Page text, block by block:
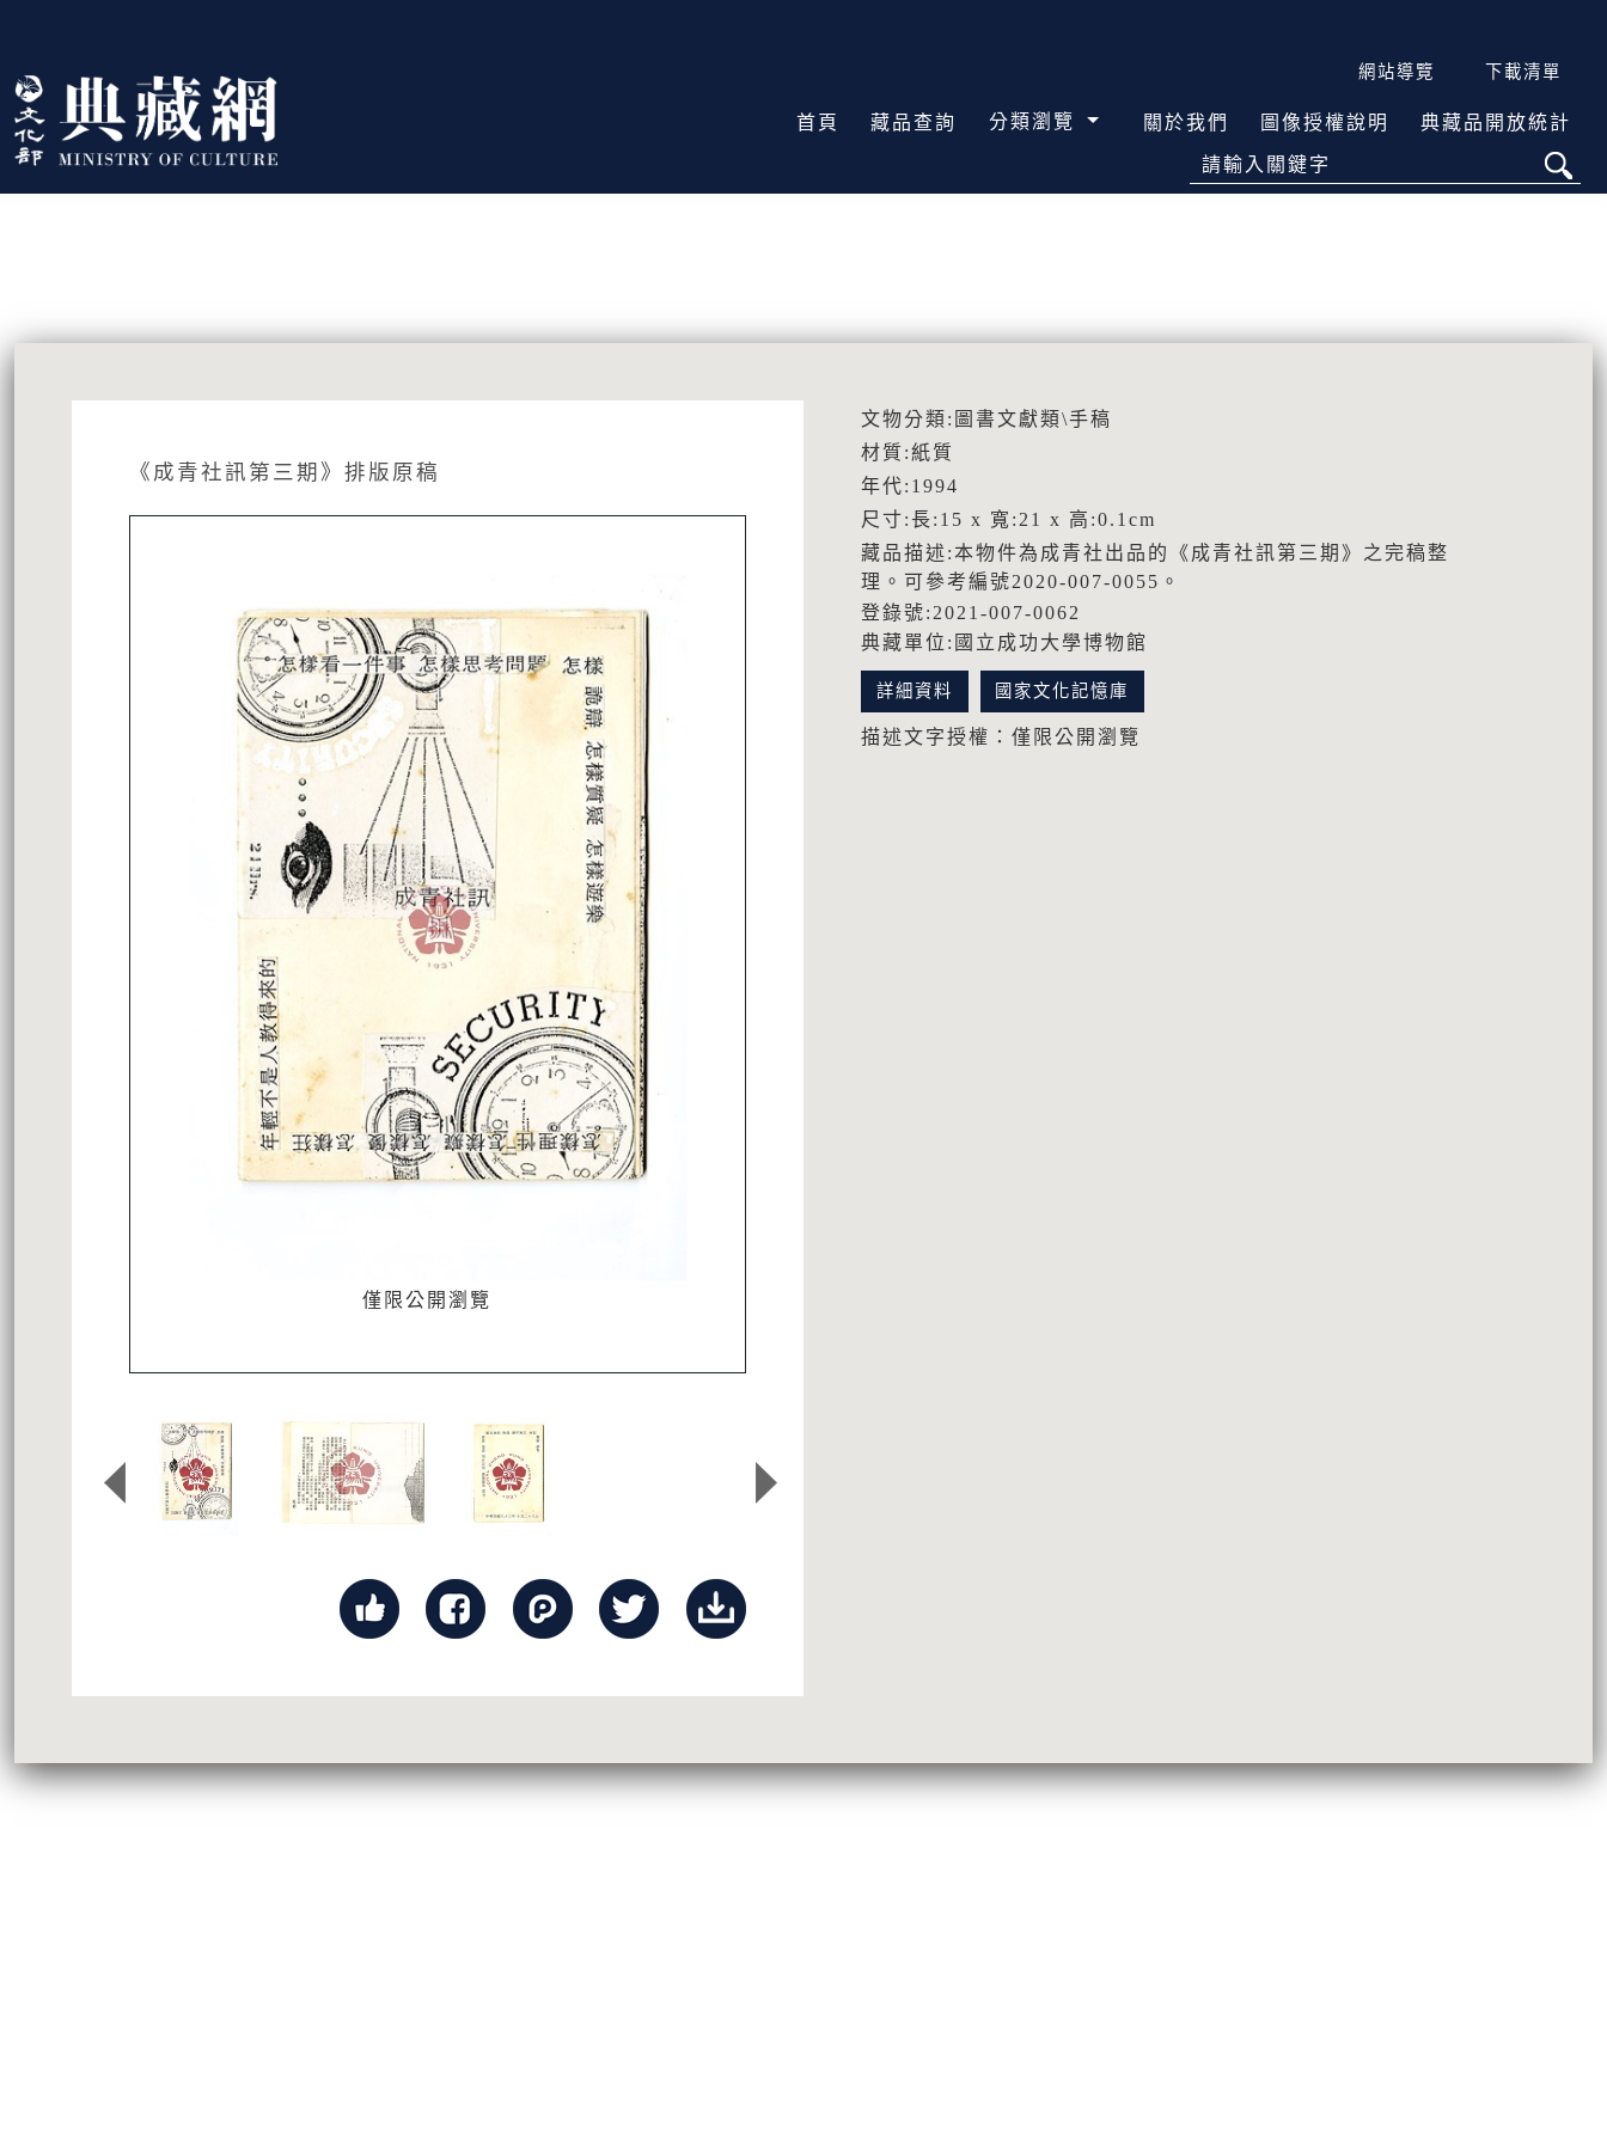
:::
網站導覽 下載清單
首頁 藏品查詢 分類瀏覽 關於我們 圖像授權說明 典藏品開放統計
請輸入關鍵字
《成青社訊第三期》排版原稿
僅限公開瀏覽
文物分類:圖書文獻類\手稿
材質:紙質
年代:1994
尺寸:長:15 x 寬:21 x 高:0.1cm
藏品描述:本物件為成青社出品的《成青社訊第三期》之完稿整
理。可參考編號2020-007-0055。
登錄號:2021-007-0062
典藏單位:國立成功大學博物館
詳細資料 國家文化記憶庫
描述文字授權：僅限公開瀏覽